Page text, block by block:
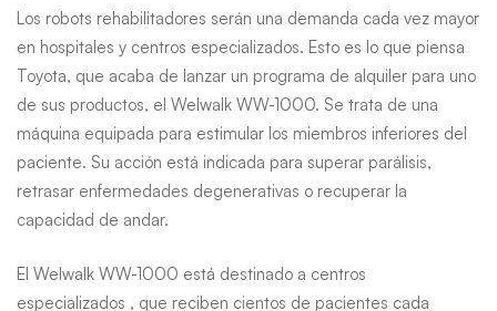
Los robots rehabilitadores serán una demanda cada vez mayor
en hospitales y centros especializados. Esto es lo que piensa
Toyota, que acaba de lanzar un programa de alquiler para uno
de sus productos, el Welwalk WW-1000. Se trata de una
máquina equipada para estimular los miembros inferiores del
paciente. Su acción está indicada para superar parálisis,
retrasar enfermedades degenerativas o recuperar la
capacidad de andar.
El Welwalk WW-1000 está destinado a centros
especializados , que reciben cientos de pacientes cada